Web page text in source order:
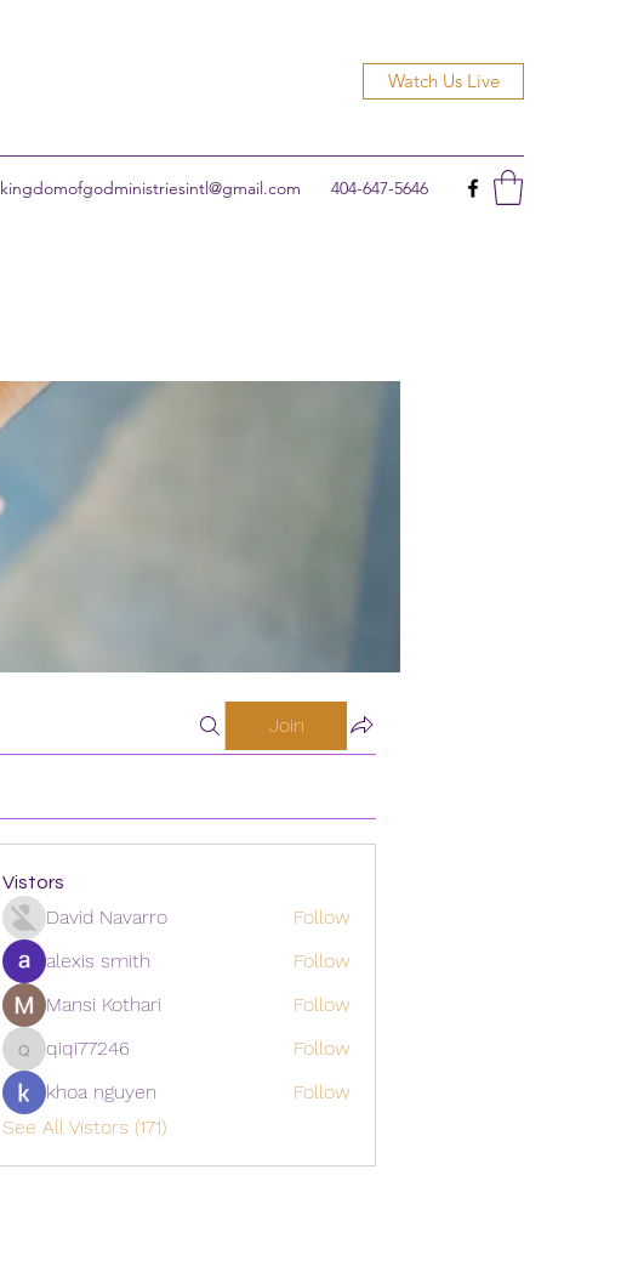
Watch Us Live
kingdomofgodministriesintl@gmail.com 404-647-5646
Join
Vistors
David Navarro
Follow
alexis smith
Follow
Mansi Kothari
Follow
qiqi77246
qiqi77246
Follow
khoa nguyen
Follow
See All Vistors (171)